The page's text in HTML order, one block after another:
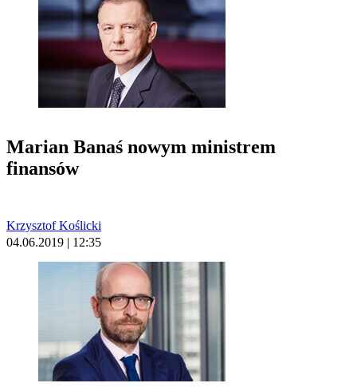
Marian Banaś nowym ministrem
finansów
Krzysztof Koślicki
04.06.2019 | 12:35